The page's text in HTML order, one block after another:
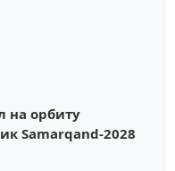
на орбиту
Samarqand-2028